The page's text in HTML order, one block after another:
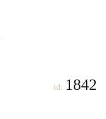
id: 1842